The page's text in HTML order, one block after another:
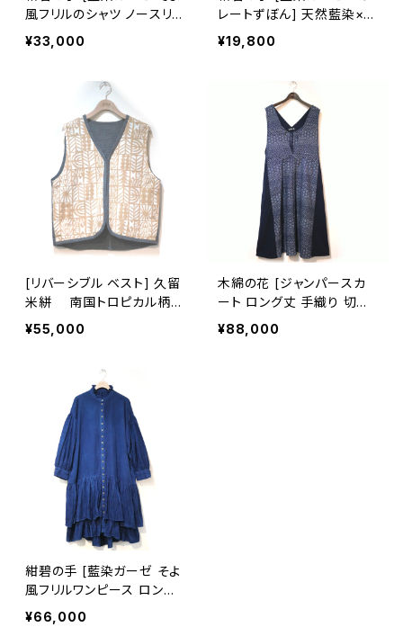
風フリルのシャツ ノースリ
ーブ] 天然藍染×国産ガー
ゼ ※職人手染め
¥33,000
レートずぼん] 天然藍染×国
産ガーゼ
¥19,800
[リバーシブル ベスト] 久留
米絣 南国トロピカル柄×
筑紫つむぎ ※大きい柄部
分：手織り久留米絣使用 池
¥55,000
木綿の花 [ジャンパースカ
ート ロング丈 手織り 切替
え有] 四段吉祥柄 ※柄部
分：藍染手織り久留米絣使
¥88,000
紺碧の手 [藍染ガーゼ そよ
風フリルワンピース ロング
スリーブ(長袖)] 天然藍染×
国産ガーゼ ※職人手染め
¥66,000